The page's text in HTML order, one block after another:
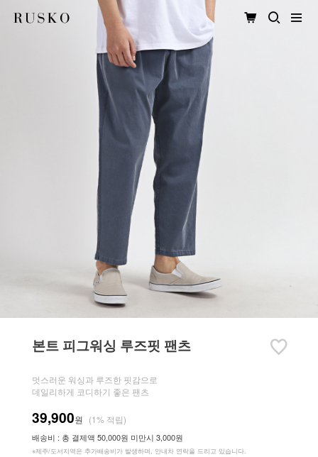
본트 피그워싱 루즈핏 팬츠
멋스러운 워싱과 루즈한 핏감으로
데일리하게 코디하기 좋은 팬츠
39,900원 (1% 적립)
배송비 : 총 결제액 50,000원 미만시 3,000원
※제주/도서지역은 추가배송비가 발생하며, 안내차 연락을 드리고 있습니다.